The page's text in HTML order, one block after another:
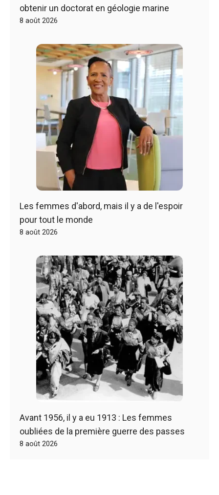
obtenir un doctorat en géologie marine
8 août 2026
Les femmes d'abord, mais il y a de l'espoir
pour tout le monde
8 août 2026
Avant 1956, il y a eu 1913 : Les femmes
oubliées de la première guerre des passes
8 août 2026